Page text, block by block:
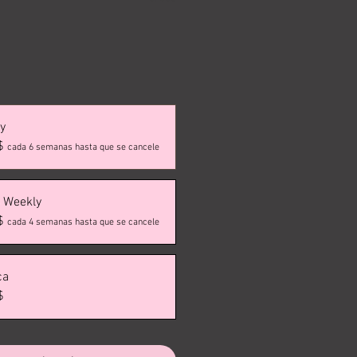
cada 6 semanas hasta que se cancele
cada 4 semanas hasta que se cancele